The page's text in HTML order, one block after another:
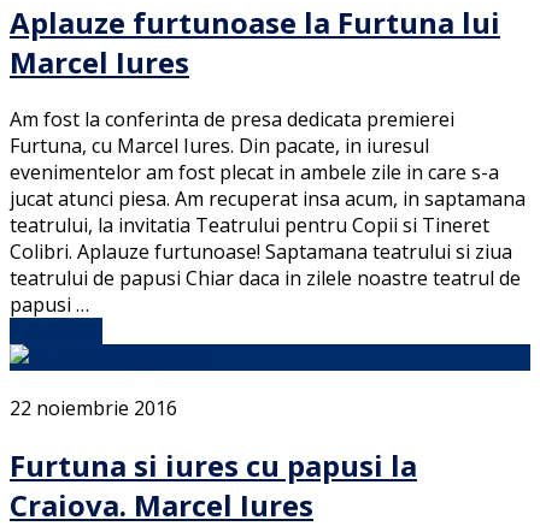
Aplauze furtunoase la Furtuna lui
Marcel Iures
Am fost la conferinta de presa dedicata premierei
Furtuna, cu Marcel Iures. Din pacate, in iuresul
evenimentelor am fost plecat in ambele zile in care s-a
jucat atunci piesa. Am recuperat insa acum, in saptamana
teatrului, la invitatia Teatrului pentru Copii si Tineret
Colibri. Aplauze furtunoase! Saptamana teatrului si ziua
teatrului de papusi Chiar daca in zilele noastre teatrul de
papusi …
22 noiembrie 2016
Furtuna si iures cu papusi la
Craiova. Marcel Iures